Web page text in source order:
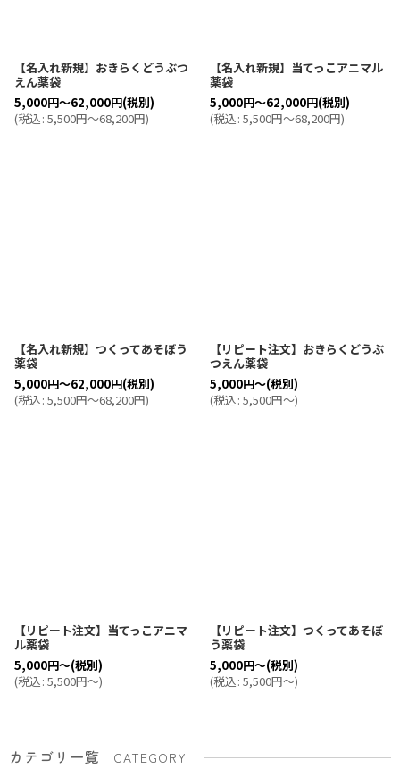
【名入れ新規】おきらくどうぶつ
えん薬袋
5,000円～62,000円(税別)
(税込: 5,500円～68,200円)
【名入れ新規】当てっこアニマル
薬袋
5,000円～62,000円(税別)
(税込: 5,500円～68,200円)
【名入れ新規】つくってあそぼう
薬袋
5,000円～62,000円(税別)
(税込: 5,500円～68,200円)
【リピート注文】おきらくどうぶ
つえん薬袋
5,000円～(税別)
(税込: 5,500円～)
【リピート注文】当てっこアニマ
ル薬袋
5,000円～(税別)
(税込: 5,500円～)
【リピート注文】つくってあそぼ
う薬袋
5,000円～(税別)
(税込: 5,500円～)
カテゴリ一覧
CATEGORY